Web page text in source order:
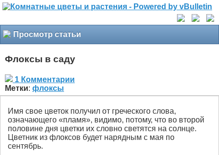
Просмотр статьи
Флоксы в саду
1 Комментарии
Метки: флоксы
Имя свое цветок получил от греческого слова,
означающего «пламя», видимо, потому, что во второй
половине дня цветки их словно светятся на солнце.
Цветник из флоксов будет нарядным с мая по
сентябрь.